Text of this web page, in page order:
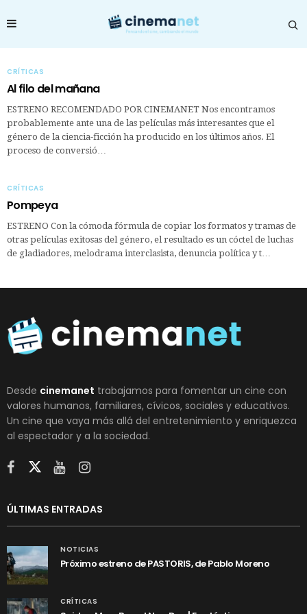
CRÍTICAS
Al filo del mañana
ESTRENO RECOMENDADO POR CINEMANET Nos encontramos
probablemente ante una de las películas más interesantes que el
género de la ciencia-ficción ha producido en los últimos años. El
proceso de conversió…
CRÍTICAS
Pompeya
ESTRENO Con la cómoda fórmula de copiar los formatos y tramas de
otras películas exitosas del género, el resultado es un cóctel de luchas
de gladiadores, melodrama interclasista, denuncia política y t…
Desde cinemanet trabajamos para fomentar un cine con
valores humanos, familiares, cívicos, sociales y educativos.
Un cine que vaya más allá del entretenimiento y enriquezca
al espectador y a la sociedad.
ÚLTIMAS ENTRADAS
NOTICIAS
Próximo estreno de PASTORIS, de Pablo Moreno
CRÍTICAS